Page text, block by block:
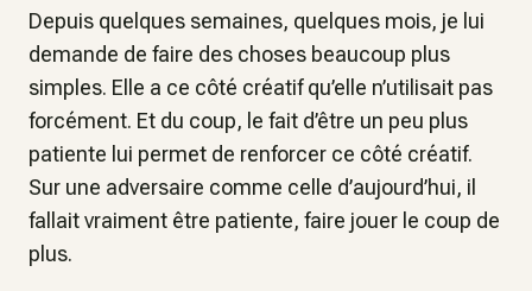
Depuis quelques semaines, quelques mois, je lui
demande de faire des choses beaucoup plus
simples. Elle a ce côté créatif qu’elle n’utilisait pas
forcément. Et du coup, le fait d’être un peu plus
patiente lui permet de renforcer ce côté créatif.
Sur une adversaire comme celle d’aujourd’hui, il
fallait vraiment être patiente, faire jouer le coup de
plus.